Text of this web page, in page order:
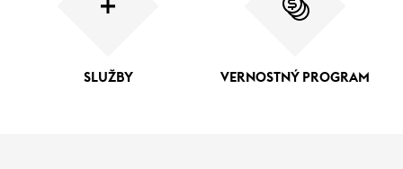
SLUŽBY VERNOSTNÝ PROGRAM